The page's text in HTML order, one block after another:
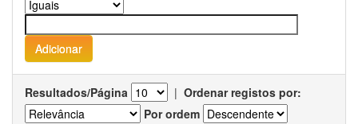
Resultados/Página | Ordenar registos por:
Por ordem